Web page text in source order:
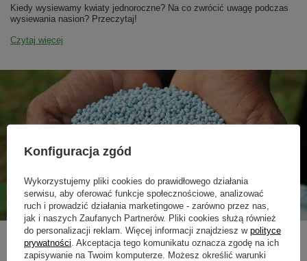
Kiedy wysiewamy kwiaty jednoroczne? Na co zwrócić uwagę podczas
wysiewania nasion? Przeczytaj!
Czytaj więcej
Jak i kiedy nawozić trawnik?
Poznaj ważne zasady przy stosowaniu nawozów do trawy. Jakie
nawozy do trawy stosować wiosną, latem, a jakie jesienią?
Konfiguracja zgód
Wykorzystujemy pliki cookies do prawidłowego działania
serwisu, aby oferować funkcje społecznościowe, analizować
ruch i prowadzić działania marketingowe - zarówno przez nas,
jak i naszych Zaufanych Partnerów. Pliki cookies służą również
do personalizacji reklam. Więcej informacji znajdziesz w polityce
prywatności . Akceptacja tego komunikatu oznacza zgodę na ich
zapisywanie na Twoim komputerze. Możesz określić warunki